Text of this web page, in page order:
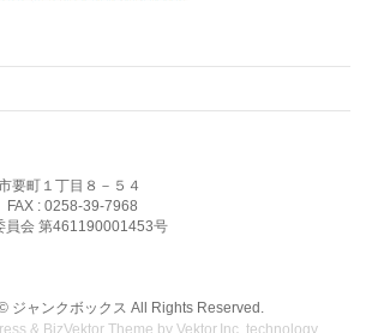
要町１丁目８－５４
: 0258-39-7968
員会 第461190001453号
ジャンクボックス All Rights Reserved.
& BizVektor Theme byVektor,Inc. technology.